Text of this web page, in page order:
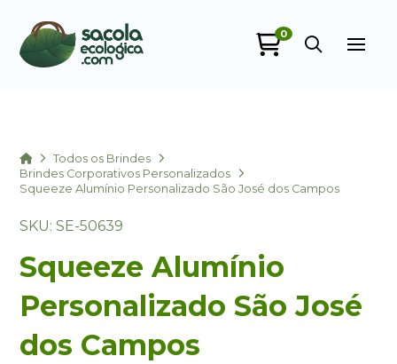
0
HomeTodos os Brindes
Brindes Corporativos Personalizados
Squeeze Alumínio Personalizado São José dos Campos
SKU: SE-50639
Squeeze Alumínio
Personalizado São José
dos Campos